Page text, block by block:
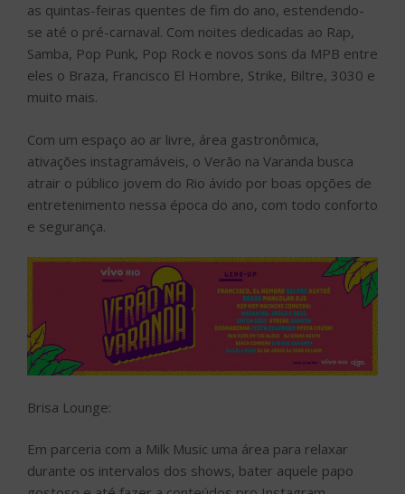
as quintas-feiras quentes de fim do ano, estendendo-
se até o pré-carnaval. Com noites dedicadas ao Rap,
Samba, Pop Punk, Pop Rock e novos sons da MPB entre
eles o Braza, Francisco El Hombre, Strike, Biltre, 3030 e
muito mais.
Com um espaço ao ar livre, área gastronômica,
ativações instagramáveis, o Verão na Varanda busca
atrair o público jovem do Rio ávido por boas opções de
entretenimento nessa época do ano, com todo conforto
e segurança.
Brisa Lounge:
Em parceria com a Milk Music uma área para relaxar
durante os intervalos dos shows, bater aquele papo